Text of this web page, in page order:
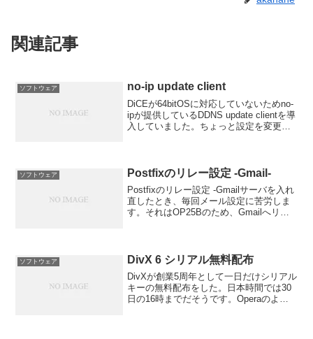
関連記事
ソフトウェア no-ip update client
DiCEが64bitOSに対応していないためno-
ipが提供しているDDNS update clientを導
入していました。ちょっと設定を変更す
ソフトウェア Postfixのリレー設定 -Gmail-
Postfixのリレー設定 -Gmailサーバを入れ
直したとき、毎回メール設定に苦労しま
す。それはOP25Bのため、Gmailへリレ
ソフトウェア DivX 6 シリアル無料配布
DivXが創業5周年として一日だけシリアル
キーの無料配布をした。日本時間では30
日の16時までだそうです。Operaのよう